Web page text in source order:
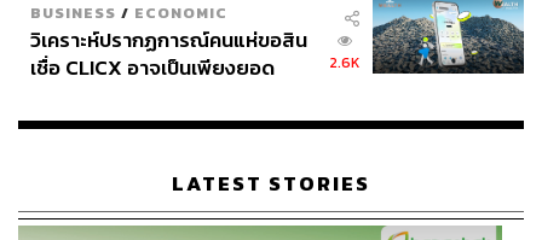
BUSINESS / ECONOMIC
วิเคราะห์ปรากฏการณ์คนแห่ขอสิน
เชื่อ CLICX อาจเป็นเพียงยอด
เรือนไทยที่ถูกซุกไว้
2.6K
LATEST STORIES